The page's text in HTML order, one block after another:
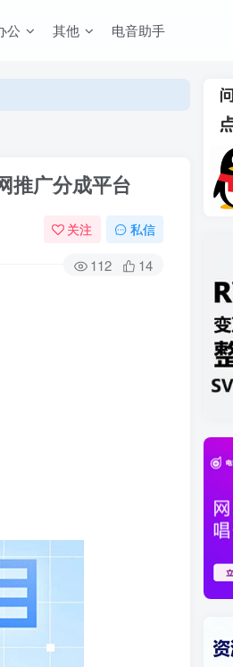
公 其他 电音助手
推广分成平台
关注 私信
112 14